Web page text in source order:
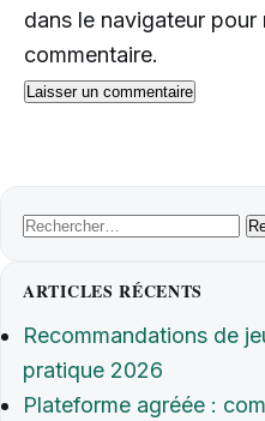
dans le navigateur pour
commentaire.
Rechercher :
ARTICLES RÉCENTS
Recommandations de
pratique 2026
Plateforme agréée :